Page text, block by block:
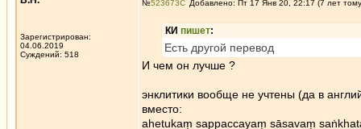
Зарегистрирован:
04.06.2019
Суждений: 518
№523673 Добавлено: Пт 17 Янв 20, 22:17 (7 лет
КИ пишет:
Есть другой перевод
И чем он лучше ?
энклитики вообще не учтены (да в
вместо:
ahetukaṃ sappaccayaṃ sāsavaṃ